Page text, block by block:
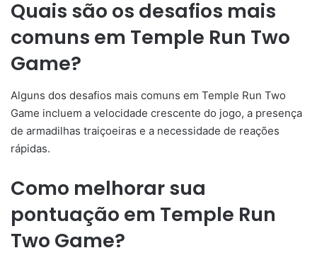
Quais são os desafios mais
comuns em Temple Run Two
Game?
Alguns dos desafios mais comuns em Temple Run Two
Game incluem a velocidade crescente do jogo, a presença
de armadilhas traiçoeiras e a necessidade de reações
rápidas.
Como melhorar sua
pontuação em Temple Run
Two Game?